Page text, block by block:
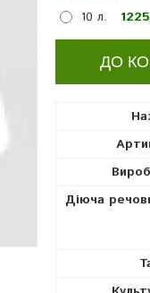
10 л.
Діюча